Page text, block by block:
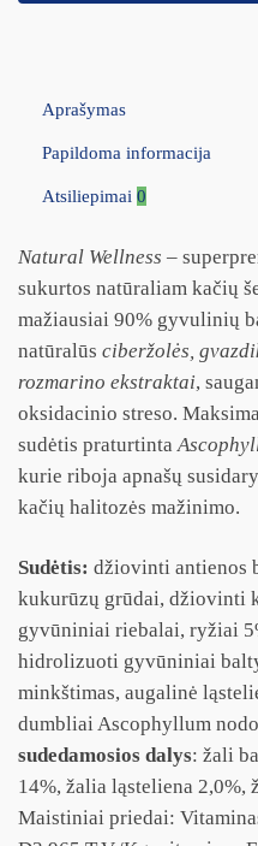
Aprašymas
Papildoma informacija
Atsiliepimai 0
Natural Wellness –
sukurtos natūraliam kačių
mažiausiai 90% gyvulinių
natūralūs ciberžolės,
rozmarino ekstraktai,
oksidacinio streso.
sudėtis praturtinta
kurie riboja apnašų
kačių halitozės mažinimo.
Sudėtis: džiovinti antienos
kukurūzų grūdai, džiovinti
gyvūniniai riebalai, ryžiai
hidrolizuoti gyvūniniai
minkštimas, augalinė
dumbliai Ascophyllum
sudedamosios dalys: žali
14%, žalia ląsteliena 2,0%,
Maistiniai priedai: